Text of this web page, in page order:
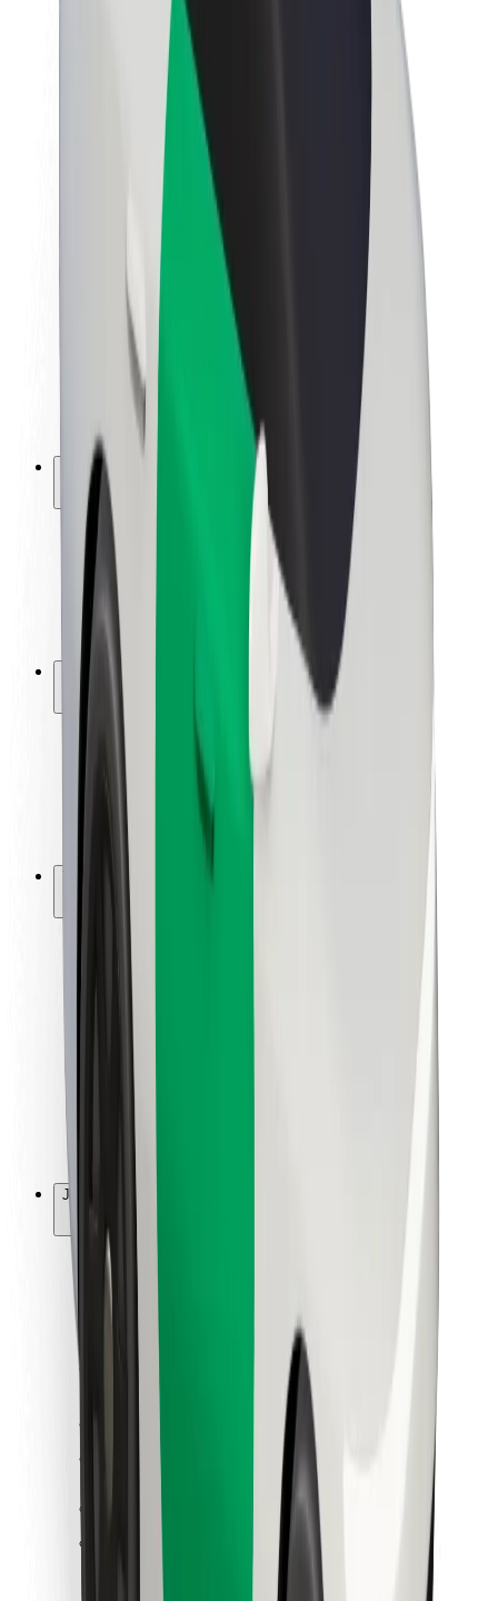
Lisätietoja Boltista
Kestävä kehitys Boltilla
Project Zero
Uutishuone
Brändiohjeistus
Sijoittajasuhteet
Johto
Brändi
Media
Urban Fund
Turvallisuus
Matkustajan turvallisuus
Kuljettajan turvallisuus
Potkulautojen turvallisuus
Turvallisuus Lab
Kaupungit
Sijainnit
Kaupunkiratkaisut
Lentokentät
Boltin lataustelineet
Tuki
Matkustajille
Kuljettajille
Ruokaläheteille
Bolt Food
Fleet Ownereille
Ravintoloille
Jotain muuta
Tavarantoimittajille
Ehdot
Lataa Bolt-sovellus
Löydä lempiruokasi!
Lataa Bolt Food -sovellus